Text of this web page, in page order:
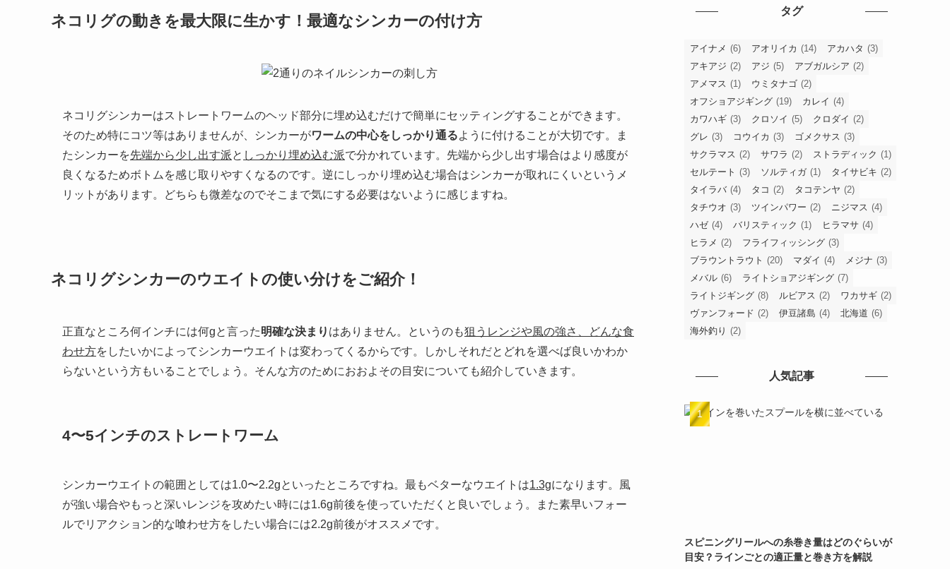
良くなるためボトムを感じ取りやすくなるのです。逆にしっかり埋め込む場合はシンカーが取れにくいというメ
ネコリグシンカーのウエイトの使い分けをご紹介！
正直なところ何インチには何gと言った明確な決まりはありません。というのも狙うレンジや風の強さ、どんな食
わせ方 をしたいかによってシンカーウエイトは変わってくるからです。しかしそれだとどれを選べば良いかわか
4〜5インチのストレートワーム
シンカーウエイトの範囲としては1.0〜2.2gといったところですね。最もベターなウエイトは1.3gになります。風
が強い場合やもっと深いレンジを攻めたい時には1.6g前後を使っていただくと良いでしょう。また素早いフォー
ルでリアクション的な喰わせ方をしたい場合には2.2g前後がオススメです。
ネコリグシンカーは多くのメーカーから個性的なものがリリースされていますが、今回なその中でも自信を持っ
てオススメできるネコリグシンカーを厳選しました。もしシンカー選びに迷ったら参考にしてみてください。
タグ
アイナメ (6) アオリイカ (14) アカハタ (3)
アキアジ (2) アジ (5) アブガルシア (2)
アメマス (1) ウミタナゴ (2)
オフショアジギング (19) カレイ (4)
カワハギ (3) クロソイ (5) クロダイ (2)
グレ (3) コウイカ (3) ゴメクサス (3)
サクラマス (2) サワラ (2) ストラディック (1)
セルテート (3) ソルティガ (1) タイサビキ (2)
タイラバ (4) タコ (2) タコテンヤ (2)
タチウオ (3) ツインパワー (2) ニジマス (4)
ハゼ (4) バリスティック (1) ヒラマサ (4)
ヒラメ (2) フライフィッシング (3)
ブラウントラウト (20) マダイ (4) メジナ (3)
メバル (6) ライトショアジギング (7)
ライトジギング (8) ルビアス (2) ワカサギ (2)
ヴァンフォード (2) 伊豆諸島 (4) 北海道 (6)
海外釣り (2)
人気記事
スピニングリールへの糸巻き量はどのぐらいが
目安？ラインごとの適正量と巻き方を解説